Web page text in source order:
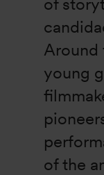
Around
young
of the